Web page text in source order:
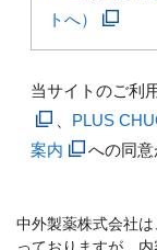
トへ）
当サイトのご利
PLUS
案内
への同意
中外製薬株式会社
っておりますが、